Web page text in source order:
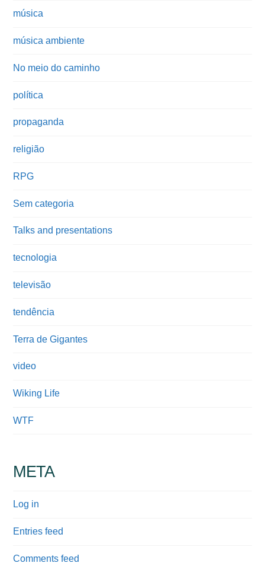
música
música ambiente
No meio do caminho
política
propaganda
religião
RPG
Sem categoria
Talks and presentations
tecnologia
televisão
tendência
Terra de Gigantes
video
Wiking Life
WTF
META
Log in
Entries feed
Comments feed